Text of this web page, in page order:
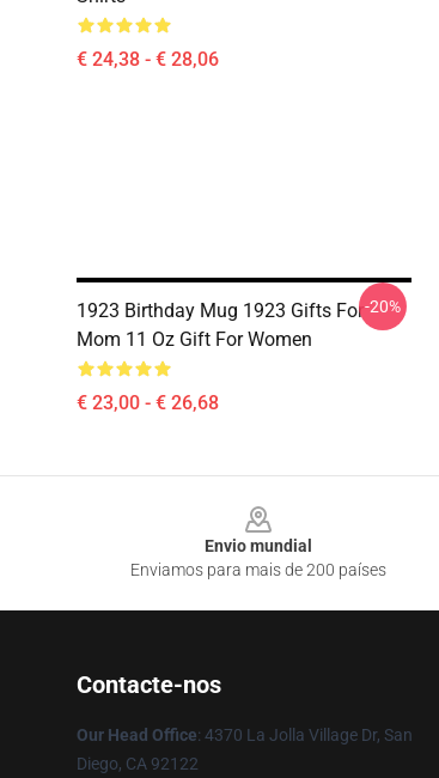
€ 24,38 - € 28,06
1923 Birthday Mug 1923 Gifts For
Mom 11 Oz Gift For Women
€ 23,00 - € 26,68
-20%
Envio mundial
Enviamos para mais de 200 países
Contacte-nos
Our Head Office: 4370 La Jolla Village Dr, San
Diego, CA 92122